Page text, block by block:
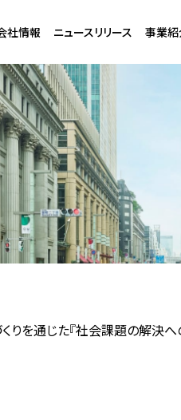
社情報 ニュースリリース 事業
を通じた『社会課題の解決へ